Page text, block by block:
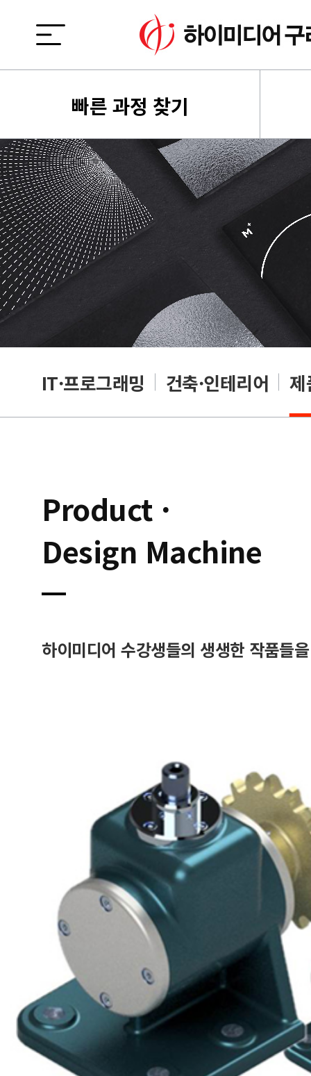
빠른 과정 찾기
IT·프로그래밍 건축·인테리어 제
Product ·
Design Machine
하이미디어 수강생들의 생생한 작품들